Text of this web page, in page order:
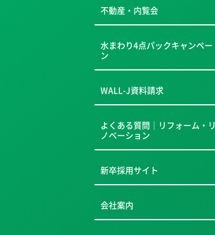
不動産・内覧会
水まわり4点パックキャンペー
ン
WALL-J資料請求
よくある質問｜リフォーム・リ
ノベーション
新卒採用サイト
会社案内